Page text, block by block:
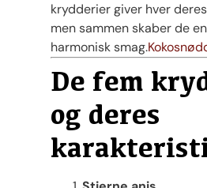
krydderier giver hver
men sammen skaber de
harmonisk smag.
De fem
og deres